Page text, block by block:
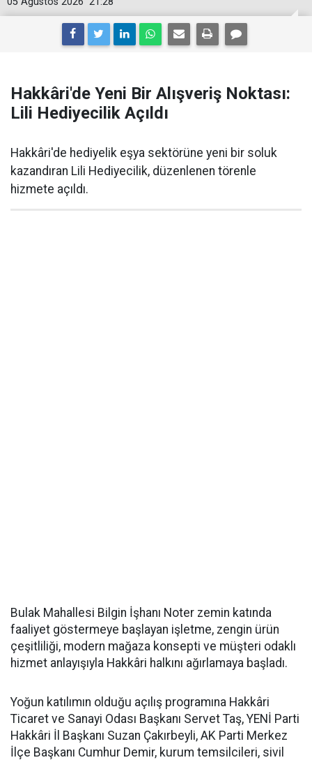
Hakkâri'de Yeni Bir Alışveriş Noktası:
Lili Hediyecilik Açıldı
Hakkâri'de hediyelik eşya sektörüne yeni bir soluk
kazandıran Lili Hediyecilik, düzenlenen törenle
hizmete açıldı.
Bulak Mahallesi Bilgin İşhanı Noter zemin katında
faaliyet göstermeye başlayan işletme, zengin ürün
çeşitliliği, modern mağaza konsepti ve müşteri odaklı
hizmet anlayışıyla Hakkâri halkını ağırlamaya başladı.
Yoğun katılımın olduğu açılış programına Hakkâri
Ticaret ve Sanayi Odası Başkanı Servet Taş, YENİ Parti
Hakkâri İl Başkanı Suzan Çakırbeyli, AK Parti Merkez
İlçe Başkanı Cumhur Demir, kurum temsilcileri, sivil